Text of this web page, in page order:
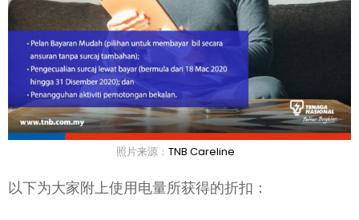
照片来源： TNB Careline
以下为大家附上使用电量所获得的折扣：